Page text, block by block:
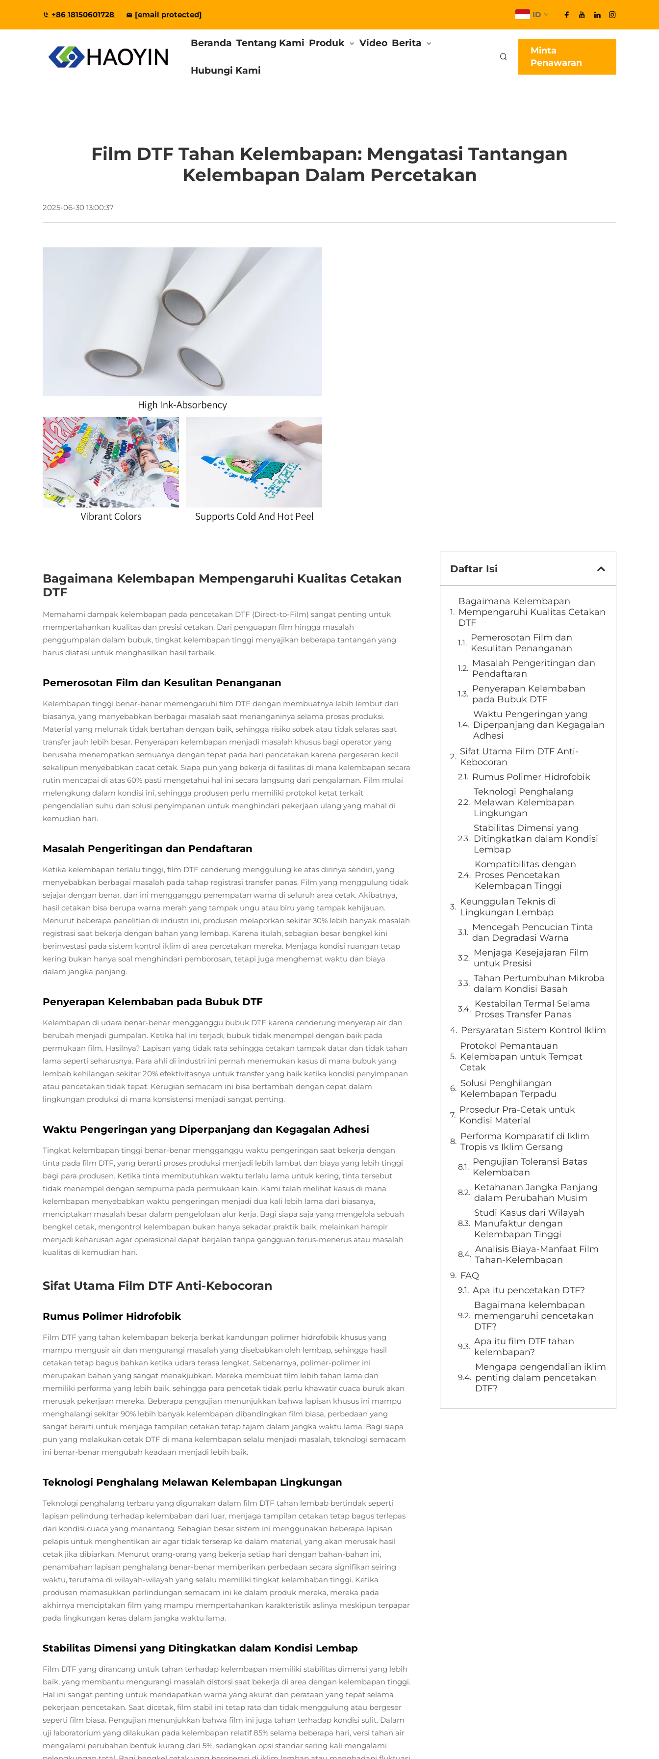
+86 18150601728 [email protected] ID
Beranda Tentang Kami Produk Video Berita
Hubungi Kami
Minta
Penawaran
Film DTF Tahan Kelembapan: Mengatasi Tantangan
Kelembapan Dalam Percetakan
2025-06-30 13:00:37
Bagaimana Kelembapan Mempengaruhi Kualitas Cetakan
DTF
Memahami dampak kelembapan pada pencetakan DTF (Direct-to-Film) sangat penting untuk
mempertahankan kualitas dan presisi cetakan. Dari penguapan film hingga masalah
penggumpalan dalam bubuk, tingkat kelembapan tinggi menyajikan beberapa tantangan yang
harus diatasi untuk menghasilkan hasil terbaik.
Pemerosotan Film dan Kesulitan Penanganan
Kelembapan tinggi benar-benar memengaruhi film DTF dengan membuatnya lebih lembut dari
biasanya, yang menyebabkan berbagai masalah saat menanganinya selama proses produksi.
Material yang melunak tidak bertahan dengan baik, sehingga risiko sobek atau tidak selaras saat
transfer jauh lebih besar. Penyerapan kelembapan menjadi masalah khusus bagi operator yang
berusaha menempatkan semuanya dengan tepat pada hari pencetakan karena pergeseran kecil
sekalipun menyebabkan cacat cetak. Siapa pun yang bekerja di fasilitas di mana kelembapan secara
rutin mencapai di atas 60% pasti mengetahui hal ini secara langsung dari pengalaman. Film mulai
melengkung dalam kondisi ini, sehingga produsen perlu memiliki protokol ketat terkait
pengendalian suhu dan solusi penyimpanan untuk menghindari pekerjaan ulang yang mahal di
kemudian hari.
Masalah Pengeritingan dan Pendaftaran
Ketika kelembapan terlalu tinggi, film DTF cenderung menggulung ke atas dirinya sendiri, yang
menyebabkan berbagai masalah pada tahap registrasi transfer panas. Film yang menggulung tidak
sejajar dengan benar, dan ini mengganggu penempatan warna di seluruh area cetak. Akibatnya,
hasil cetakan bisa berupa warna merah yang tampak ungu atau biru yang tampak kehijauan.
Menurut beberapa penelitian di industri ini, produsen melaporkan sekitar 30% lebih banyak masalah
registrasi saat bekerja dengan bahan yang lembap. Karena itulah, sebagian besar bengkel kini
berinvestasi pada sistem kontrol iklim di area percetakan mereka. Menjaga kondisi ruangan tetap
kering bukan hanya soal menghindari pemborosan, tetapi juga menghemat waktu dan biaya
dalam jangka panjang.
Penyerapan Kelembaban pada Bubuk DTF
Kelembapan di udara benar-benar mengganggu bubuk DTF karena cenderung menyerap air dan
berubah menjadi gumpalan. Ketika hal ini terjadi, bubuk tidak menempel dengan baik pada
permukaan film. Hasilnya? Lapisan yang tidak rata sehingga cetakan tampak datar dan tidak tahan
lama seperti seharusnya. Para ahli di industri ini pernah menemukan kasus di mana bubuk yang
lembab kehilangan sekitar 20% efektivitasnya untuk transfer yang baik ketika kondisi penyimpanan
atau pencetakan tidak tepat. Kerugian semacam ini bisa bertambah dengan cepat dalam
lingkungan produksi di mana konsistensi menjadi sangat penting.
Waktu Pengeringan yang Diperpanjang dan Kegagalan Adhesi
Tingkat kelembapan tinggi benar-benar mengganggu waktu pengeringan saat bekerja dengan
tinta pada film DTF, yang berarti proses produksi menjadi lebih lambat dan biaya yang lebih tinggi
bagi para produsen. Ketika tinta membutuhkan waktu terlalu lama untuk kering, tinta tersebut
tidak menempel dengan sempurna pada permukaan kain. Kami telah melihat kasus di mana
kelembapan menyebabkan waktu pengeringan menjadi dua kali lebih lama dari biasanya,
menciptakan masalah besar dalam pengelolaan alur kerja. Bagi siapa saja yang mengelola sebuah
bengkel cetak, mengontrol kelembapan bukan hanya sekadar praktik baik, melainkan hampir
menjadi keharusan agar operasional dapat berjalan tanpa gangguan terus-menerus atau masalah
kualitas di kemudian hari.
Sifat Utama Film DTF Anti-Kebocoran
Rumus Polimer Hidrofobik
Film DTF yang tahan kelembapan bekerja berkat kandungan polimer hidrofobik khusus yang
mampu mengusir air dan mengurangi masalah yang disebabkan oleh lembap, sehingga hasil
cetakan tetap bagus bahkan ketika udara terasa lengket. Sebenarnya, polimer-polimer ini
merupakan bahan yang sangat menakjubkan. Mereka membuat film lebih tahan lama dan
memiliki performa yang lebih baik, sehingga para pencetak tidak perlu khawatir cuaca buruk akan
merusak pekerjaan mereka. Beberapa pengujian menunjukkan bahwa lapisan khusus ini mampu
menghalangi sekitar 90% lebih banyak kelembapan dibandingkan film biasa, perbedaan yang
sangat berarti untuk menjaga tampilan cetakan tetap tajam dalam jangka waktu lama. Bagi siapa
pun yang melakukan cetak DTF di mana kelembapan selalu menjadi masalah, teknologi semacam
ini benar-benar mengubah keadaan menjadi lebih baik.
Teknologi Penghalang Melawan Kelembapan Lingkungan
Teknologi penghalang terbaru yang digunakan dalam film DTF tahan lembab bertindak seperti
lapisan pelindung terhadap kelembaban dari luar, menjaga tampilan cetakan tetap bagus terlepas
dari kondisi cuaca yang menantang. Sebagian besar sistem ini menggunakan beberapa lapisan
pelapis untuk menghentikan air agar tidak terserap ke dalam material, yang akan merusak hasil
cetak jika dibiarkan. Menurut orang-orang yang bekerja setiap hari dengan bahan-bahan ini,
penambahan lapisan penghalang benar-benar memberikan perbedaan secara signifikan seiring
waktu, terutama di wilayah-wilayah yang selalu memiliki tingkat kelembaban tinggi. Ketika
produsen memasukkan perlindungan semacam ini ke dalam produk mereka, mereka pada
akhirnya menciptakan film yang mampu mempertahankan karakteristik aslinya meskipun terpapar
pada lingkungan keras dalam jangka waktu lama.
Stabilitas Dimensi yang Ditingkatkan dalam Kondisi Lembap
Film DTF yang dirancang untuk tahan terhadap kelembapan memiliki stabilitas dimensi yang lebih
baik, yang membantu mengurangi masalah distorsi saat bekerja di area dengan kelembapan tinggi.
Hal ini sangat penting untuk mendapatkan warna yang akurat dan perataan yang tepat selama
pekerjaan pencetakan. Saat dicetak, film stabil ini tetap rata dan tidak menggulung atau bergeser
seperti film biasa. Pengujian menunjukkan bahwa film ini juga tahan terhadap kondisi sulit. Dalam
uji laboratorium yang dilakukan pada kelembapan relatif 85% selama beberapa hari, versi tahan air
mengalami perubahan bentuk kurang dari 5%, sedangkan opsi standar sering kali mengalami
Daftar Isi
Bagaimana Kelembapan
Mempengaruhi Kualitas Cetakan
DTF
Pemerosotan Film dan
Kesulitan Penanganan
Masalah Pengeritingan dan
Pendaftaran
Penyerapan Kelembaban
pada Bubuk DTF
Waktu Pengeringan yang
Diperpanjang dan Kegagalan
Adhesi
Sifat Utama Film DTF Anti-
Kebocoran
Rumus Polimer Hidrofobik
Teknologi Penghalang
Melawan Kelembapan
Lingkungan
Stabilitas Dimensi yang
Ditingkatkan dalam Kondisi
Lembap
Kompatibilitas dengan
Proses Pencetakan
Kelembapan Tinggi
Keunggulan Teknis di
Lingkungan Lembap
Mencegah Pencucian Tinta
dan Degradasi Warna
Menjaga Kesejajaran Film
untuk Presisi
Tahan Pertumbuhan Mikroba
dalam Kondisi Basah
Kestabilan Termal Selama
Proses Transfer Panas
Persyaratan Sistem Kontrol Iklim
Protokol Pemantauan
Kelembapan untuk Tempat
Cetak
Solusi Penghilangan
Kelembapan Terpadu
Prosedur Pra-Cetak untuk
Kondisi Material
Performa Komparatif di Iklim
Tropis vs Iklim Gersang
Pengujian Toleransi Batas
Kelembaban
Ketahanan Jangka Panjang
dalam Perubahan Musim
Studi Kasus dari Wilayah
Manufaktur dengan
Kelembapan Tinggi
Analisis Biaya-Manfaat Film
Tahan-Kelembapan
FAQ
Apa itu pencetakan DTF?
Bagaimana kelembapan
memengaruhi pencetakan
DTF?
Apa itu film DTF tahan
kelembapan?
Mengapa pengendalian iklim
penting dalam pencetakan
DTF?